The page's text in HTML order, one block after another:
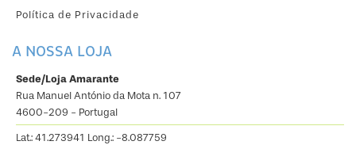
Política de Privacidade
A NOSSA LOJA
Sede/Loja Amarante
Rua Manuel António da Mota n. 107
4600-209 - Portugal
Lat.: 41.273941 Long.: -8.087759